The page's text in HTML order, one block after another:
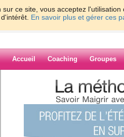
ce site, vous acceptez
En savoir plus et gérer ces
Accueil Coaching Groupes
>
> Je
et vous ?
Blog de